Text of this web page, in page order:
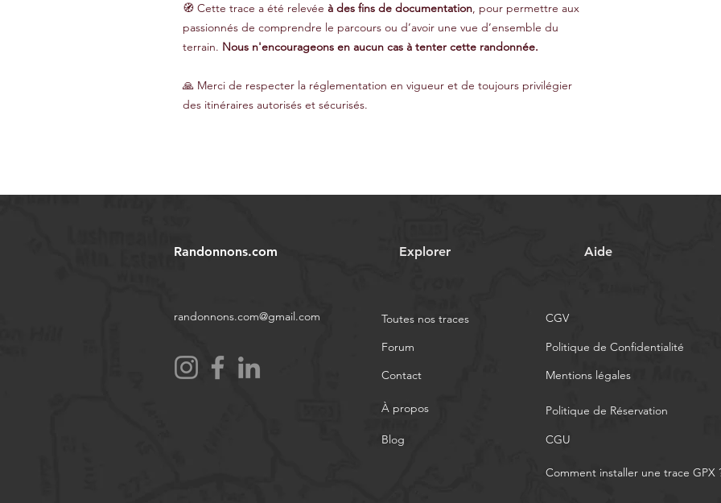
🧭 Cette trace a été relevée à des fins de documentation, pour permettre aux
passionnés de comprendre le parcours ou d’avoir une vue d’ensemble du
terrain. Nous n'encourageons en aucun cas à tenter cette randonnée.
🙏 Merci de respecter la réglementation en vigueur et de toujours privilégier
des itinéraires autorisés et sécurisés.
Randonnons.com
randonnons.com@gmail.com
Explorer
Toutes nos traces
Forum
Contact
À propos
Blog
Aide
CGV
Politique de Confidentialité
Mentions légales
Politique de Réservation
CGU
Comment installer une trace GPX